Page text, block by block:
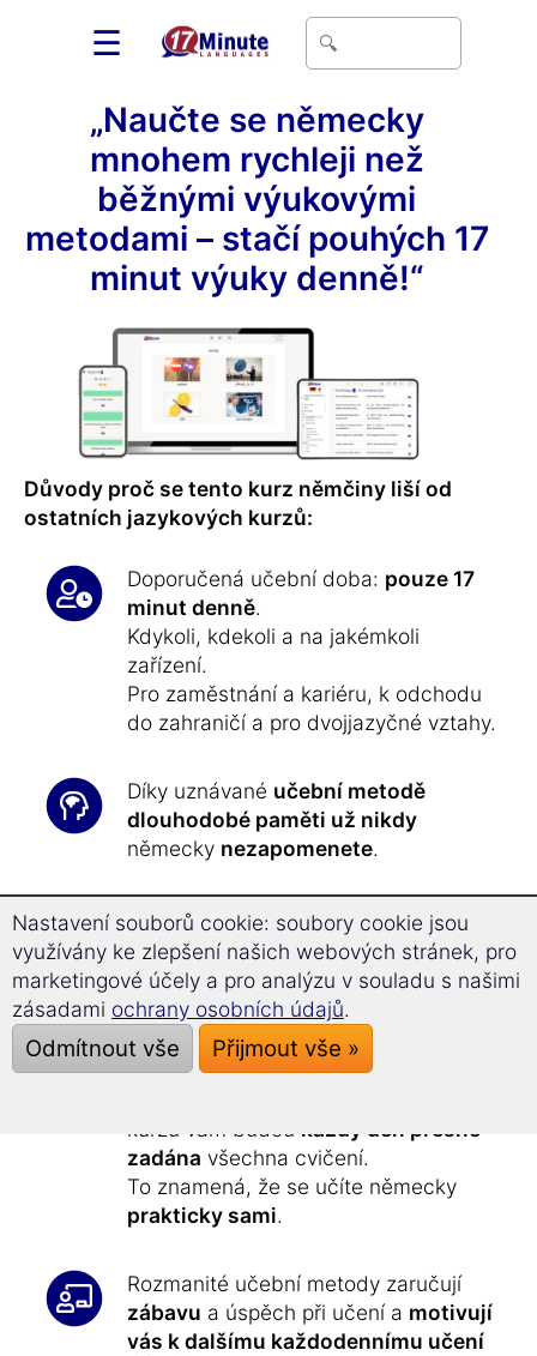
☰
„Naučte se německy
mnohem rychleji než
běžnými výukovými
metodami – stačí pouhých 17
minut výuky denně!“
Důvody proč se tento kurz němčiny liší od
ostatních jazykových kurzů:
Doporučená učební doba: pouze 17
minut denně.
Kdykoli, kdekoli a na jakémkoli
zařízení.
Pro zaměstnání a kariéru, k odchodu
do zahraničí a pro dvojjazyčné vztahy.
Díky uznávané učební metodě
dlouhodobé paměti už nikdy
německy nezapomenete.
Dosáhněte při učenío 31,8 %
rychlejšího úspěchua zvyšte svou
schopnost soustředění pomocí
technologii Superlearning
Učit se německy nebylonikdy
kurzu vám budou každý den přesně
zadána všechna cvičení.
To znamená, že se učíte německy
prakticky sami.
Rozmanité učební metody zaručují
zábavu a úspěch při učení a motivují
vás k dalšímu každodennímu učení
Nastavení souborů cookie: soubory cookie jsou
využívány ke zlepšení našich webových stránek, pro
marketingové účely a pro analýzu v souladu s našimi
zásadami ochrany osobních údajů.
Odmítnout vše Přijmout vše »